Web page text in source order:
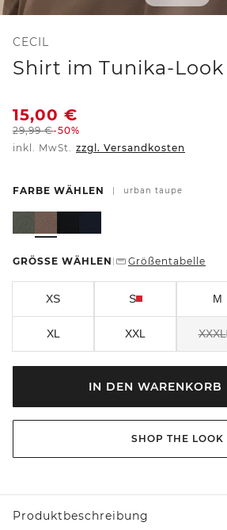
CECIL
Shirt im Tunika-Look
15,00 €
29,99€-50%
inkl. MwSt. zzgl. Versandkosten
FARBE WÄHLEN urban taupe
GRÖSSE WÄHLEN Größentabelle
XS S M
XL XXL XXXL
IN DEN WARENKORB
SHOP THE LOOK
Produktbeschreibung